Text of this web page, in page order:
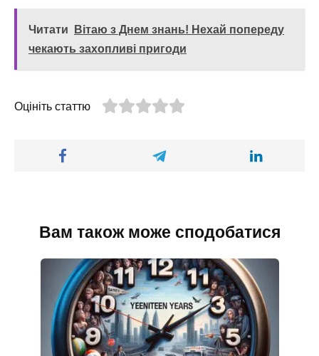
Читати
Вітаю з Днем знань! Нехай попереду
чекають захопливі пригоди
Оцініть статтю
Вам також може сподобатися